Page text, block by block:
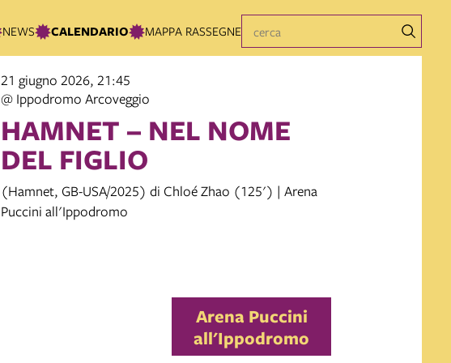
NEWS CALENDARIO MAPPA RASSEGNE
21 giugno 2026, 21:45
@ Ippodromo Arcoveggio
HAMNET – NEL NOME
DEL FIGLIO
(Hamnet, GB-USA/2025) di Chloé Zhao (125') | Arena
Puccini all'Ippodromo
Arena Puccini
all'Ippodromo